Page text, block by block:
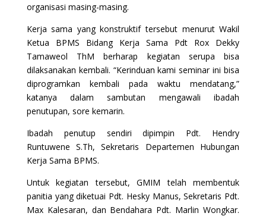
organisasi masing-masing.
Kerja sama yang konstruktif tersebut menurut Wakil
Ketua BPMS Bidang Kerja Sama Pdt Rox Dekky
Tamaweol ThM berharap kegiatan serupa bisa
dilaksanakan kembali. “Kerinduan kami seminar ini bisa
diprogramkan kembali pada waktu mendatang,”
katanya dalam sambutan mengawali ibadah
penutupan, sore kemarin.
Ibadah penutup sendiri dipimpin Pdt. Hendry
Runtuwene S.Th, Sekretaris Departemen Hubungan
Kerja Sama BPMS.
Untuk kegiatan tersebut, GMIM telah membentuk
panitia yang diketuai Pdt. Hesky Manus, Sekretaris Pdt.
Max Kalesaran, dan Bendahara Pdt. Marlin Wongkar.